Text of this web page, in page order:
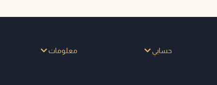
حسابي معلومات